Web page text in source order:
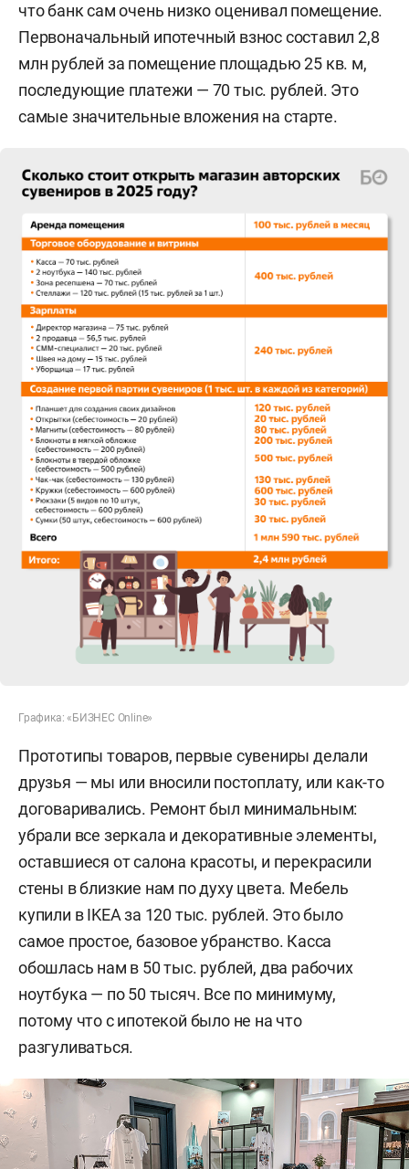
что банк сам очень низко оценивал помещение.
Первоначальный ипотечный взнос составил 2,8
млн рублей за помещение площадью 25 кв. м,
последующие платежи — 70 тыс. рублей. Это
самые значительные вложения на старте.
Графика: «БИЗНЕС Online»
Прототипы товаров, первые сувениры делали
друзья — мы или вносили постоплату, или как-то
договаривались. Ремонт был минимальным:
убрали все зеркала и декоративные элементы,
оставшиеся от салона красоты, и перекрасили
стены в близкие нам по духу цвета. Мебель
купили вIKEA за 120 тыс. рублей. Это было
самое простое, базовое убранство. Касса
обошлась нам в 50 тыс. рублей, два рабочих
ноутбука — по 50 тысяч. Все по минимуму,
потому что с ипотекой было не на что
разгуливаться.